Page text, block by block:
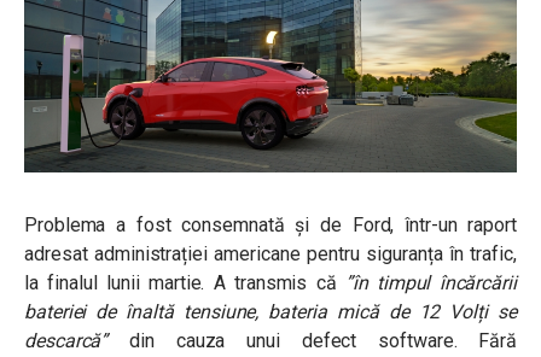
Problema a fost consemnată și de Ford, într-un raport
adresat administrației americane pentru siguranța în trafic,
la finalul lunii martie. A transmis că ”în timpul încărcării
bateriei de înaltă tensiune, bateria mică de 12 Volți se
descarcă”din cauza unui defect software. Fără